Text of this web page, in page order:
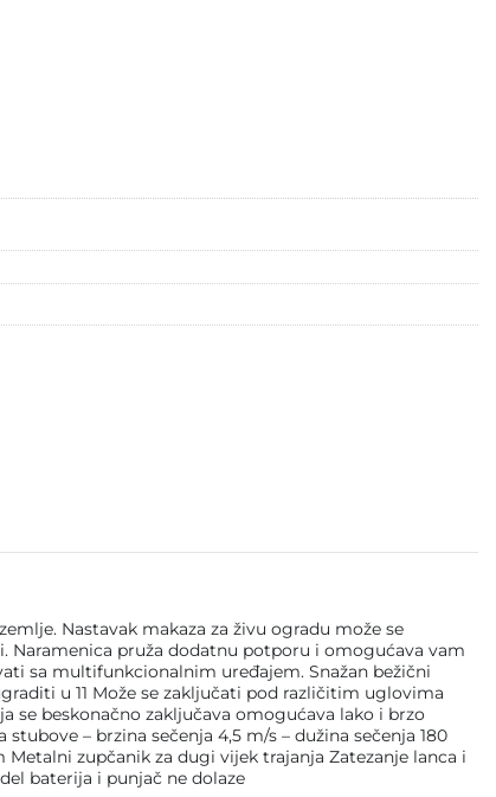
Nastavak makaza za živu ogradu može se
Naramenica pruža dodatnu potporu i omogućava vam
sa multifunkcionalnim uređajem. Snažan bežični
u 11 Može se zaključati pod različitim uglovima
se beskonačno zaključava omogućava lako i brzo
– brzina sečenja 4,5 m/s – dužina sečenja 180
zupčanik za dugi vijek trajanja Zatezanje lanca i
baterija i punjač ne dolaze